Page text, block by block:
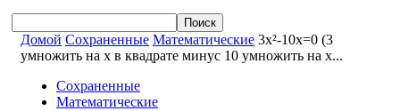
Домой Сохраненные Математические 3x²-10x=0 (3
умножить на x в квадрате минус 10 умножить на x...
Сохраненные
Математические